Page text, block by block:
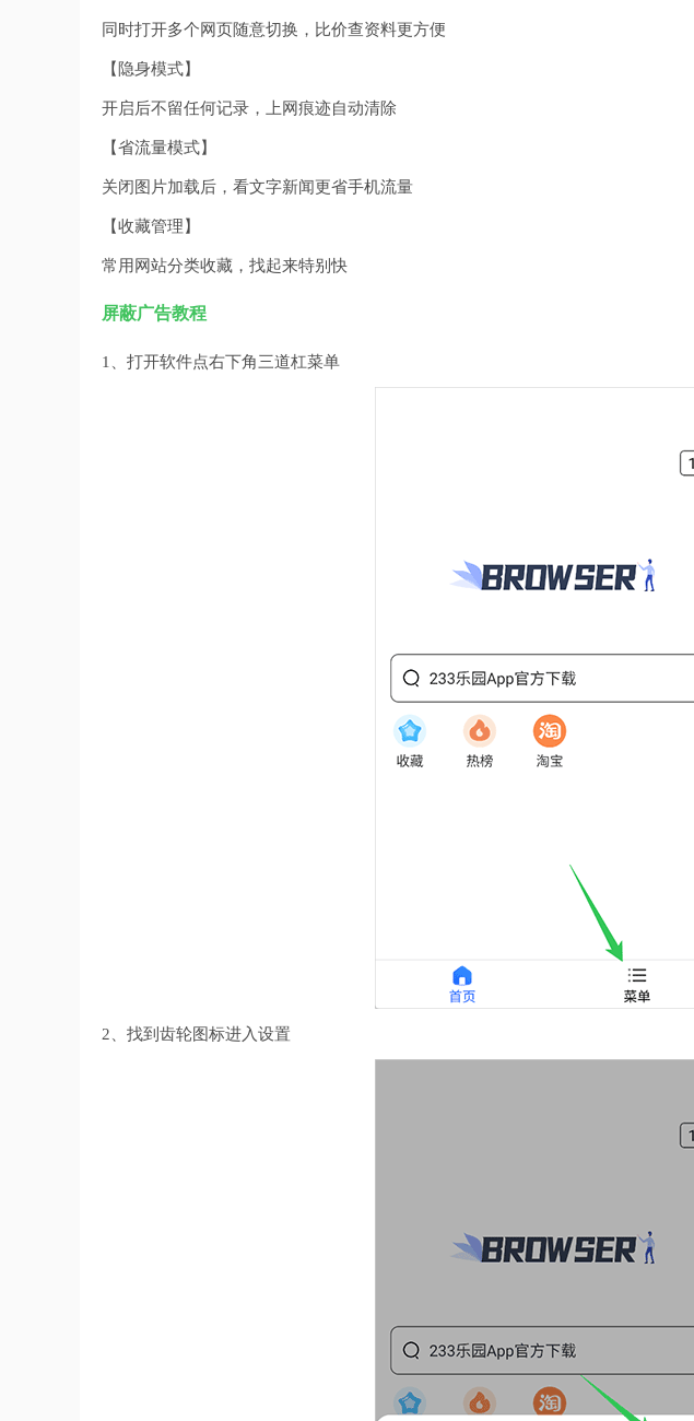
同时打开多个网页随意切换，比价查资料更方便
【隐身模式】
开启后不留任何记录，上网痕迹自动清除
【省流量模式】
关闭图片加载后，看文字新闻更省手机流量
【收藏管理】
常用网站分类收藏，找起来特别快
屏蔽广告教程
1、打开软件点右下角三道杠菜单
2、找到齿轮图标进入设置